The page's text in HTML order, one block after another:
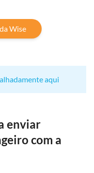
Wise
aqui
enviar
com a